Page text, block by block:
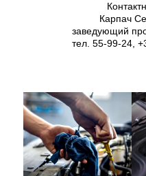
Карпач
заведующий
тел. 55-99-24,